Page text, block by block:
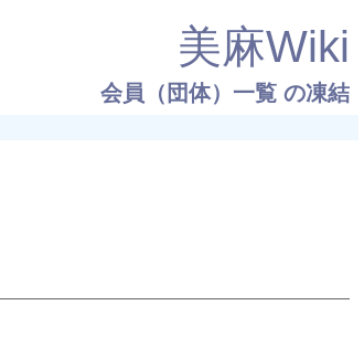
美麻Wiki
会員（団体）一覧の凍結